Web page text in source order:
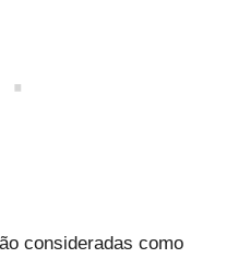
consideradas como